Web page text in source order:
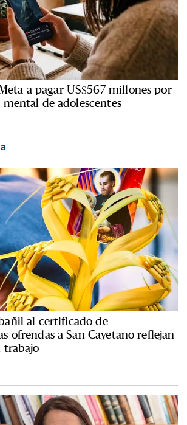
a pagar US$567 millones por
de adolescentes
al certificado de
ofrendas a San Cayetano reflejan
trabajo